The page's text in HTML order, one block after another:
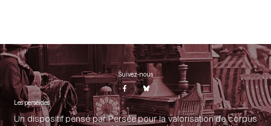
Suivez-nous
Les perséides
Un dispositif pensé par Persée pour la valorisation de corpus